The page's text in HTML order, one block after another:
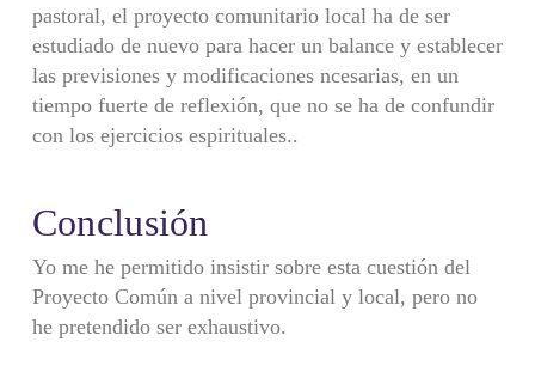
pastoral, el proyecto comunitario local ha de ser
estudiado de nuevo para hacer un balance y establecer
las previsiones y modificaciones ncesarias, en un
tiempo fuerte de reflexión, que no se ha de confundir
con los ejercicios espirituales..
Conclusión
Yo me he permitido insistir sobre esta cuestión del
Proyecto Común a nivel provincial y local, pero no
he pretendido ser exhaustivo.